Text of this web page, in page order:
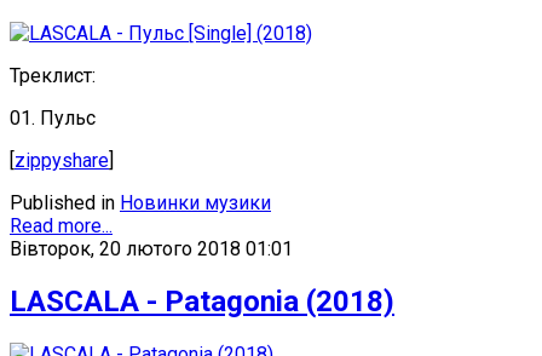
Треклист:
01. Пульс
zippyshare
Published in Новинки музики
Read more...
Вівторок, 20 лютого 2018 01:01
LASCALA - Patagonia (2018)